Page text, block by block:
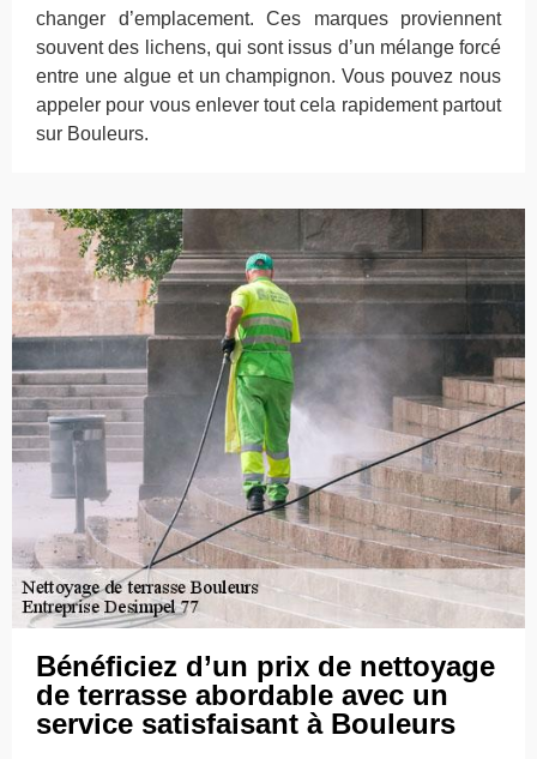
changer d’emplacement. Ces marques proviennent
souvent des lichens, qui sont issus d’un mélange forcé
entre une algue et un champignon. Vous pouvez nous
appeler pour vous enlever tout cela rapidement partout
sur Bouleurs.
Bénéficiez d’un prix de nettoyage
de terrasse abordable avec un
service satisfaisant à Bouleurs